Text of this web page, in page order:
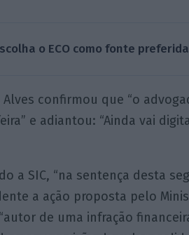
o ECO como fonte
Alves confirmou que “o
e adiantou: “Ainda vai
a SIC, “na sentença desta
a ação proposta pelo
de uma infração